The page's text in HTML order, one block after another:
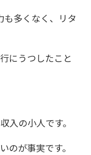
も多くなく、リタ
にうつしたこと
入の小人です。
のが事実です。